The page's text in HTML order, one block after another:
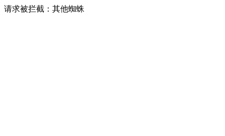
请求被拦截：其他蜘蛛